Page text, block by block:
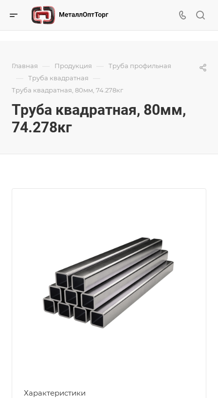
Главная — Продукция — Труба профильная
— Труба квадратная —
Труба квадратная, 80мм, 74.278кг
Труба квадратная, 80мм,
74.278кг
Характеристики